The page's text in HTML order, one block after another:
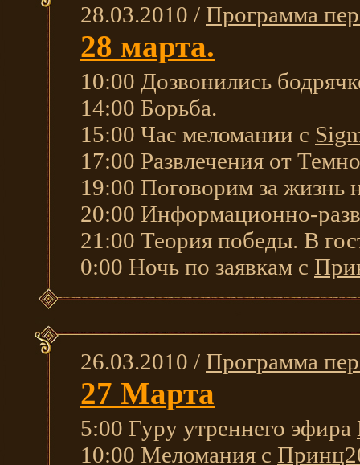
28.03.2010 / Программа
28 марта.
10:00 Дозвонились
14:00 Борьба.
15:00 Час меломании с
17:00 Развлечения от
19:00 Поговорим за жизнь
20:00 Информационно-
21:00 Теория победы. В
0:00 Ночь по заявкам с
26.03.2010 / Программа
27 Марта
5:00 Гуру утреннего эфира
10:00 Меломания с